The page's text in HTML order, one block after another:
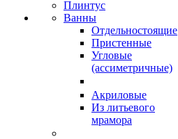
Плинтус
Ванны
Отдельностоящие
Пристенные
Угловые
(ассиметричные)
Акриловые
Из литьевого
мрамора